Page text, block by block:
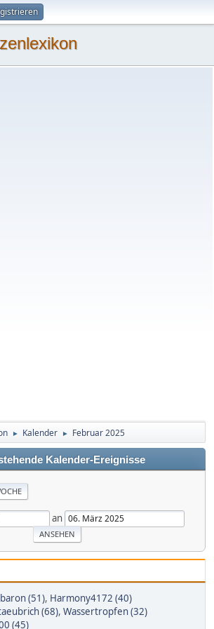
► Kalender ► Februar 2025
Kalender-Ereignisse
an
(51), Harmony4172 (40)
(68), Wassertropfen (32)
(45)